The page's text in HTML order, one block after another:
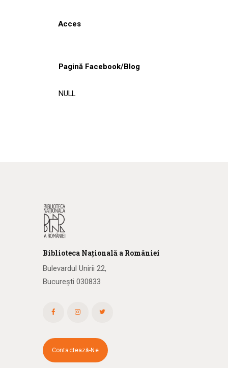
Acces
Pagină Facebook/Blog
NULL
Biblioteca Națională a României
Bulevardul Unirii 22,
București 030833
Contactează-Ne